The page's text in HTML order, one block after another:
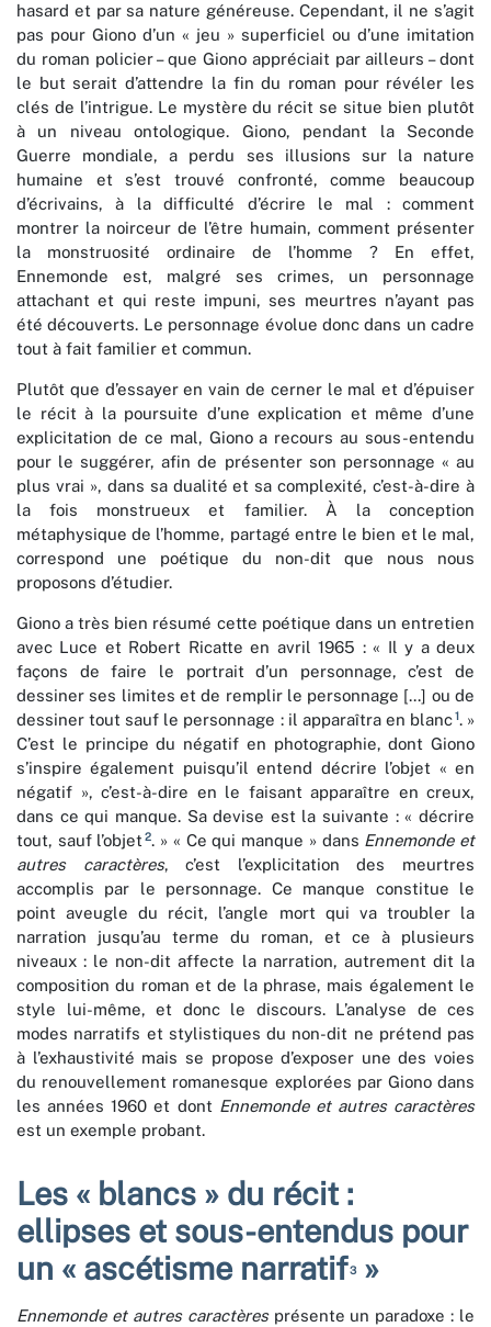
hasard et par sa nature généreuse. Cependant, il ne s’agit
pas pour Giono d’un « jeu » superficiel ou d’une imitation
du roman policier – que Giono appréciait par ailleurs – dont
le but serait d’attendre la fin du roman pour révéler les
clés de l’intrigue. Le mystère du récit se situe bien plutôt
à un niveau ontologique. Giono, pendant la Seconde
Guerre mondiale, a perdu ses illusions sur la nature
humaine et s’est trouvé confronté, comme beaucoup
d’écrivains, à la difficulté d’écrire le mal : comment
montrer la noirceur de l’être humain, comment présenter
la monstruosité ordinaire de l’homme ? En effet,
Ennemonde est, malgré ses crimes, un personnage
attachant et qui reste impuni, ses meurtres n’ayant pas
été découverts. Le personnage évolue donc dans un cadre
tout à fait familier et commun.
Plutôt que d’essayer en vain de cerner le mal et d’épuiser
le récit à la poursuite d’une explication et même d’une
explicitation de ce mal, Giono a recours au sous-entendu
pour le suggérer, afin de présenter son personnage « au
plus vrai », dans sa dualité et sa complexité, c’est-à-dire à
la fois monstrueux et familier. À la conception
métaphysique de l’homme, partagé entre le bien et le mal,
correspond une poétique du non-dit que nous nous
proposons d’étudier.
Giono a très bien résumé cette poétique dans un entretien
avec Luce et Robert Ricatte en avril 1965 : « Il y a deux
façons de faire le portrait d’un personnage, c’est de
dessiner ses limites et de remplir le personnage [...] ou de
dessiner tout sauf le personnage : il apparaîtra en blanc1. »
C’est le principe du négatif en photographie, dont Giono
s’inspire également puisqu’il entend décrire l’objet « en
négatif », c’est-à-dire en le faisant apparaître en creux,
dans ce qui manque. Sa devise est la suivante : « décrire
tout, sauf l’objet 2. » « Ce qui manque » dans Ennemonde et
autres caractères, c’est l’explicitation des meurtres
accomplis par le personnage. Ce manque constitue le
point aveugle du récit, l’angle mort qui va troubler la
narration jusqu’au terme du roman, et ce à plusieurs
niveaux : le non-dit affecte la narration, autrement dit la
composition du roman et de la phrase, mais également le
style lui-même, et donc le discours. L’analyse de ces
modes narratifs et stylistiques du non-dit ne prétend pas
à l’exhaustivité mais se propose d’exposer une des voies
du renouvellement romanesque explorées par Giono dans
les années 1960 et dont Ennemonde et autres caractères
est un exemple probant.
Les « blancs » du récit :
ellipses et sous-entendus pour
un « ascétisme narratif3»
Ennemonde et autres caractèresprésente un paradoxe : le